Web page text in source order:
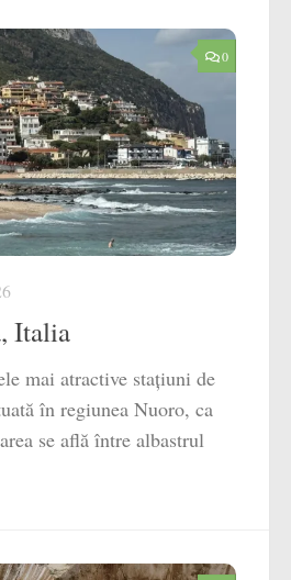
0
Italia
mai atractive stațiuni de
în regiunea Nuoro, ca
se află între albastrul